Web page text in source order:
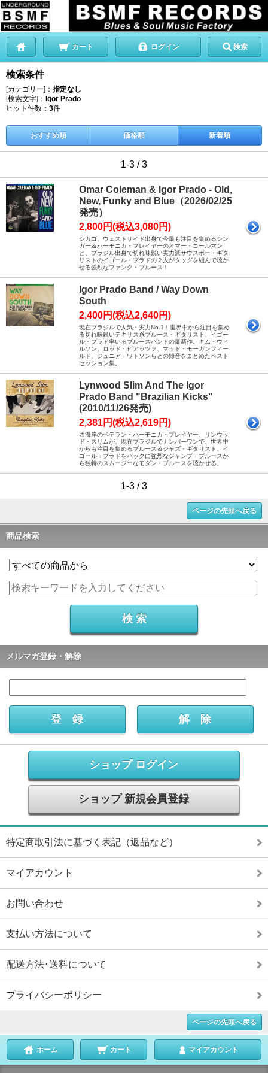
カート ログイン 検索
検索条件
[カテゴリー]： 指定なし
[検索文字]： Igor Prado
ヒット件数： 3件
おすすめ順 価格順 新着順
1-3 / 3
Omar Coleman & Igor Prado - Old,
New, Funky and Blue（2026/02/25
発売）
2,800円(税込3,080円)
シカゴ、ウェストサイド出身で今最も注目を集めるシン
ガー＆ハーモニカ・プレイヤーのオマー・コールマン
と、ブラジル出身で切れ味鋭い実力派サウスポー・ギタ
リストのイゴール・プラドの２人がタッグを組んで聴か
せる強烈なファンク・ブルース！
Igor Prado Band / Way Down
South
2,400円(税込2,640円)
現在ブラジルで人気・実力No.1！世界中から注目を集め
る切れ味鋭いテキサス系ブルース・ギタリスト、イゴー
ル・プラド率いるブルースバンドの最新作。キム・ウィ
ルソン、ロッド・ピアッツァ、マッド・モーガンフィー
ルド、ジュニア・ワトソンらとの録音をまとめたベスト
セッション集。
Lynwood Slim And The Igor
Prado Band "Brazilian Kicks"
(2010/11/26発売)
2,381円(税込2,619円)
西海岸のベテラン・ハーモニカ・プレイヤー、リンウッ
ド・スリムが、現在ブラジルでナンバーワンで、世界中
からも注目を集めるブルース＆ジャズ・ギタリスト、イ
ゴール・プラドをバックに強烈なジャンプ・ブルースか
ら独特のスムージーなモダン・ブルースを聴かせる。
1-3 / 3
ページの先頭へ戻る
商品検索
メルマガ登録・解除
ショップ ログイン
ショップ 新規会員登録
特定商取引法に基づく表記（返品など）
マイアカウント
お問い合わせ
支払い方法について
配送方法･送料について
プライバシーポリシー
ページの先頭へ戻る
ホーム カート マイアカウント